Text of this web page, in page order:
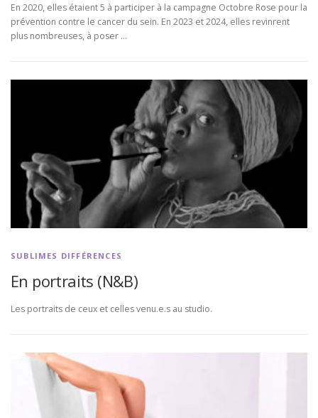
En 2020, elles étaient 5 à participer à la campagne Octobre Rose pour la
prévention contre le cancer du sein. En 2023 et 2024, elles revinrent
plus nombreuses, à poser …
SUBLIMES DIFFÉRENCES
En portraits (N&B)
Les portraits de ceux et celles venu.e.s au studio.